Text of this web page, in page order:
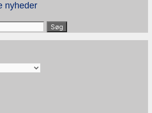
nyheder